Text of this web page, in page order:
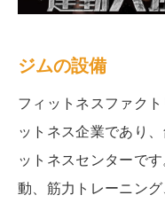
ジムの設備
フィットネスファク
ットネス企業であり
ットネスセンターで
動、筋力トレーニン